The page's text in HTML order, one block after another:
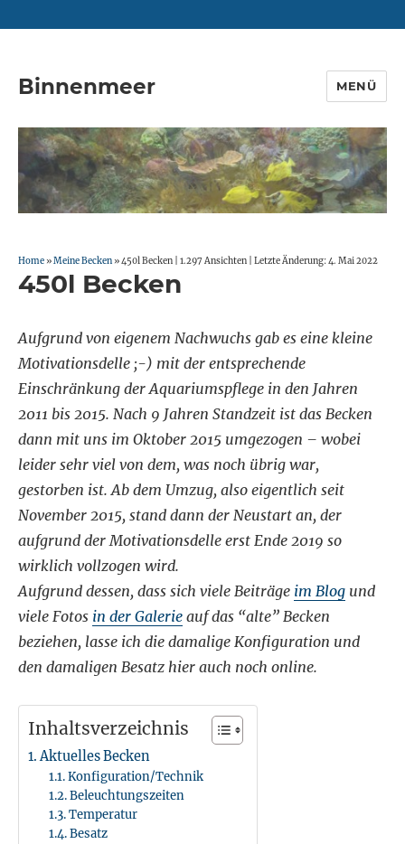
Binnenmeer MENÜ
Home »Meine Becken »450l Becken |1.297 Ansichten |Letzte Änderung: 4. Mai 2022
450l Becken
Aufgrund von eigenem Nachwuchs gab es eine kleine
Motivationsdelle ;-) mit der entsprechende
Einschränkung der Aquariumspflege in den Jahren
2011 bis 2015. Nach 9 Jahren Standzeit ist das Becken
dann mit uns im Oktober 2015 umgezogen – wobei
leider sehr viel von dem, was noch übrig war,
gestorben ist. Ab dem Umzug, also eigentlich seit
November 2015, stand dann der Neustart an, der
aufgrund der Motivationsdelle erst Ende 2019 so
wirklich vollzogen wird.
Aufgrund dessen, dass sich viele Beiträge im Blog und
viele Fotos in der Galerie auf das “alte” Becken
beziehen, lasse ich die damalige Konfiguration und
den damaligen Besatz hier auch noch online.
Inhaltsverzeichnis
Aktuelles Becken
Konfiguration/Technik
Beleuchtungszeiten
Temperatur
Besatz